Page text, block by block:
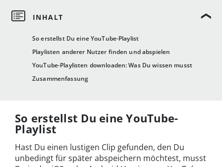
So erstellst Du eine YouTube-Playlist
Playlisten anderer Nutzer finden und abspielen
YouTube-Playlisten downloaden: Was Du wissen musst
Zusammenfassung
So erstellst Du eine YouTube-
Playlist
Hast Du einen lustigen Clip gefunden, den Du
unbedingt für später abspeichern möchtest, musst